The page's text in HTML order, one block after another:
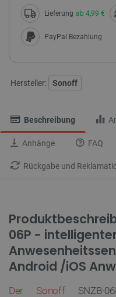
Lieferung ab 4,99 €
PayPal Bezahlung
Hersteller: Sonoff
Beschreibung
Anhänge FAQ
Rückgabe und
06P -
Android /iOS
Der SonoffSNZB-